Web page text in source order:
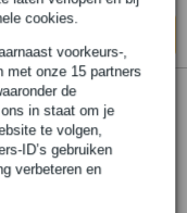
cookies.
voorkeurs-,
met onze 15 partners
de
in staat om je
te volgen,
ID’s gebruiken
verbeteren en
cardioïde